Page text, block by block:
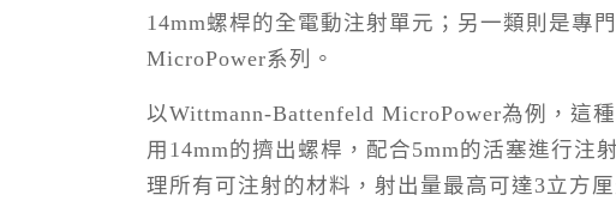
14mm螺桿的全電動注射單元；另一類則是專
MicroPower系列。
以Wittmann-Battenfeld MicroPower為例，這
用14mm的擠出螺桿，配合5mm的活塞進行注
理所有可注射的材料，射出量最高可達3立方